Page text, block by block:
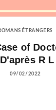
ÉTRANGERS
of
R
09/02/2022